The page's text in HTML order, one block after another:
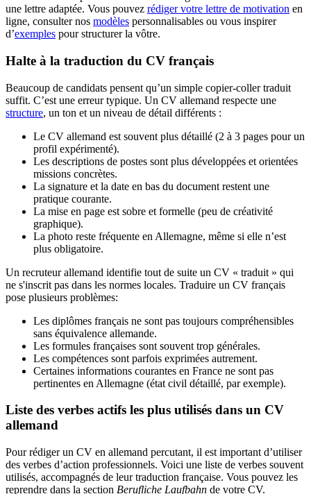
une lettre adaptée. Vous pouvez rédiger votre lettre de motivation en
ligne, consulter nos modèles personnalisables ou vous inspirer
d’exemples pour structurer la vôtre.
Halte à la traduction du CV français
Beaucoup de candidats pensent qu’un simple copier-coller traduit
suffit. C’est une erreur typique. Un CV allemand respecte une
structure, un ton et un niveau de détail différents :
Le CV allemand est souvent plus détaillé (2 à 3 pages pour un
profil expérimenté).
Les descriptions de postes sont plus développées et orientées
missions concrètes.
La signature et la date en bas du document restent une
pratique courante.
La mise en page est sobre et formelle (peu de créativité
graphique).
La photo reste fréquente en Allemagne, même si elle n’est
plus obligatoire.
Un recruteur allemand identifie tout de suite un CV « traduit » qui
ne s'inscrit pas dans les normes locales. Traduire un CV français
pose plusieurs problèmes:
Les diplômes français ne sont pas toujours compréhensibles
sans équivalence allemande.
Les formules françaises sont souvent trop générales.
Les compétences sont parfois exprimées autrement.
Certaines informations courantes en France ne sont pas
pertinentes en Allemagne (état civil détaillé, par exemple).
Liste des verbes actifs les plus utilisés dans un CV
allemand
Pour rédiger un CV en allemand percutant, il est important d’utiliser
des verbes d’action professionnels. Voici une liste de verbes souvent
utilisés, accompagnés de leur traduction française. Vous pouvez les
reprendre dans la section Berufliche Laufbahn de votre CV.